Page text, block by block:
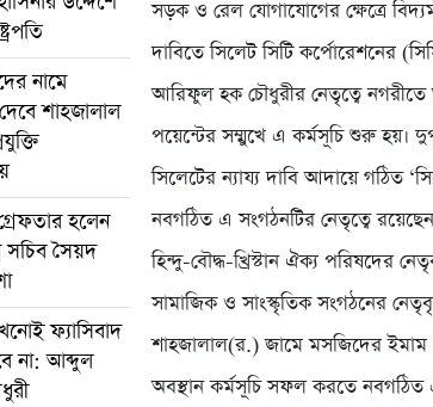
নামে
শাহজালাল
হলেন
সচিব সৈয়দ
ফ্যাসিবাদ
না: আব্দুল
সড়ক ও রেল যোগাযোগের ক্ষেত্রে
দাবিতে সিলেট সিটি কর্পোরেশনের
আরিফুল হক চৌধুরীর নেতৃত্বে নগরীতে
পয়েন্টের সম্মুখে এ কর্মসূচি শুরু হয়।
সিলেটের ন্যায্য দাবি আদায়ে গঠিত
নবগঠিত এ সংগঠনটির নেতৃত্বে
হিন্দু-বৌদ্ধ-খ্রিস্টান ঐক্য পরিষদের
সামাজিক ও সাংস্কৃতিক সংগঠনের
শাহজালাল(র.) জামে মসজিদের
অবস্থান কর্মসূচি সফল করতে